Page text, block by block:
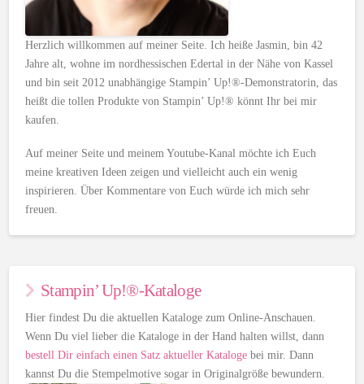
Herzlich willkommen auf meiner Seite. Ich heiße Jasmin, bin 42
Jahre alt, wohne im nordhessischen Edertal in der Nähe von Kassel
und bin seit 2012 unabhängige Stampin’ Up!®-Demonstratorin, das
heißt die tollen Produkte von Stampin’ Up!® könnt Ihr bei mir
kaufen.
Auf meiner Seite und meinem Youtube-Kanal möchte ich Euch
meine kreativen Ideen zeigen und vielleicht auch ein wenig
inspirieren. Über Kommentare von Euch würde ich mich sehr
freuen.
Stampin’ Up!®-Kataloge
Hier findest Du die aktuellen Kataloge zum Online-Anschauen.
Wenn Du viel lieber die Kataloge in der Hand halten willst, dann
bestell Dir einfach einen Satz aktueller Kataloge bei mir. Dann
kannst Du die Stempelmotive sogar in Originalgröße bewundern.